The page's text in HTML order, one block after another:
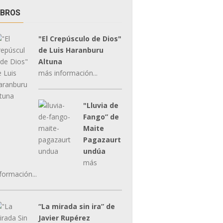
"El Crepúsculo de Dios"
de Luis Haranburu
Altuna
más información...
"Lluvia de
Fango” de
Maite
Pagazaurt
undúa
más
“La mirada sin ira” de
Javier Rupérez